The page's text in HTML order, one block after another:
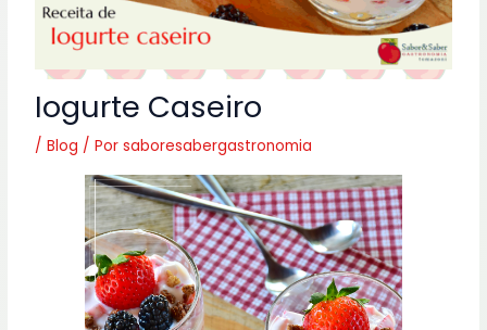
Iogurte Caseiro
/Blog / Porsaboresabergastronomia